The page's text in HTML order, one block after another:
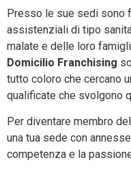
Presso le sue sedi sono
assistenziali di tipo
malate e delle loro
Domicilio Franchising
tutto coloro che cercano
qualificate che svolgono
Per diventare membro
una tua sede con
competenza e la